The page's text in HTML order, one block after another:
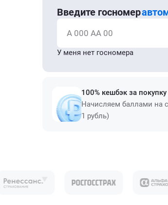
Введите госномер
А 000 АА 00
У меня нет госномера
100% кешбэк за покупку
Начисляем баллами на
1 рубль)